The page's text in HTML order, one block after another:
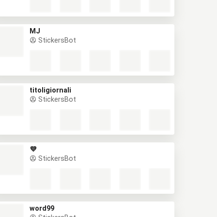
MJ
StickersBot
titoligiornali
StickersBot
💜
StickersBot
word99